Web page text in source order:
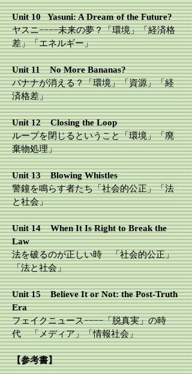
​Unit 10 Yasuni: A Dream of the Future?
ヤスニ−−−−未来の夢？「環境」「経済格
差」「エネルギー」
​Unit 11 No More Bananas?
バナナが消える？「環境」「資源」「経
済格差」
​Unit 12 Closing the Loop
ループを閉じるということ「環境」「廃
棄物処理」
​Unit 13 Blowing Whistles
警鐘を鳴らす者たち「社会的公正」「法
と社会」
​Unit 14 When It Is Right to Break the
Law
法を破るのが正しい時 「社会的公正」
「法と社会」
​Unit 15 Believe It or Not: the Post-Truth
Era
フェイクニュース−−−−「脱真実」の時
代 「メディア」「情報社会」
​【参考書】